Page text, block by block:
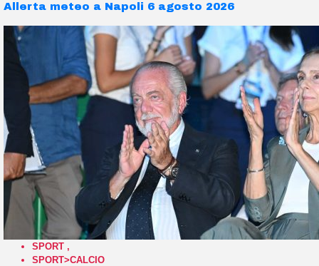
Allerta meteo a Napoli 6 agosto 2026
SPORT ,
SPORT>CALCIO